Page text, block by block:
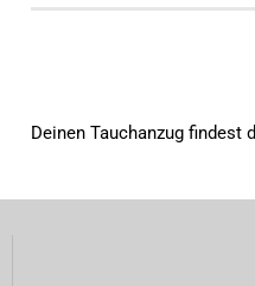
Deinen Tauchanzug findest